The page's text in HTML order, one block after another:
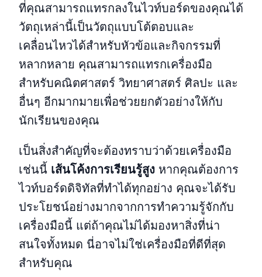
ที่คุณสามารถแทรกลงในไวท์บอร์ดของคุณได้
วัตถุเหล่านี้เป็นวัตถุแบบโต้ตอบและ
เคลื่อนไหวได้สำหรับหัวข้อและกิจกรรมที่
หลากหลาย คุณสามารถแทรกเครื่องมือ
สำหรับคณิตศาสตร์ วิทยาศาสตร์ ศิลปะ และ
อื่นๆ อีกมากมายเพื่อช่วยยกตัวอย่างให้กับ
นักเรียนของคุณ
เป็นสิ่งสำคัญที่จะต้องทราบว่าด้วยเครื่องมือ
เช่นนี้ เส้นโค้งการเรียนรู้สูง หากคุณต้องการ
ไวท์บอร์ดดิจิทัลที่ทำได้ทุกอย่าง คุณจะได้รับ
ประโยชน์อย่างมากจากการทำความรู้จักกับ
เครื่องมือนี้ แต่ถ้าคุณไม่ได้มองหาสิ่งที่น่า
สนใจทั้งหมด นี่อาจไม่ใช่เครื่องมือที่ดีที่สุด
สำหรับคุณ